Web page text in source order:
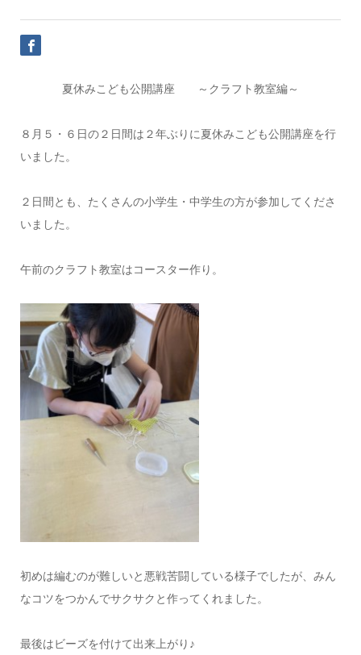
夏休みこども公開講座 ～クラフト教室編～
８月５・６日の２日間は２年ぶりに夏休みこども公開講座を行
いました。
２日間とも、たくさんの小学生・中学生の方が参加してくださ
いました。
午前のクラフト教室はコースター作り。
初めは編むのが難しいと悪戦苦闘している様子でしたが、みん
なコツをつかんでサクサクと作ってくれました。
最後はビーズを付けて出来上がり♪